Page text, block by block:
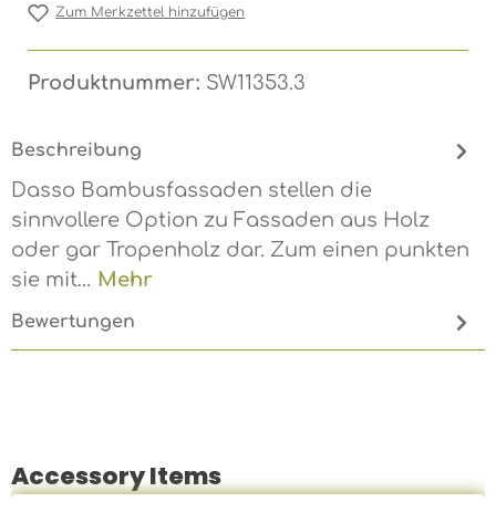
Zum Merkzettel hinzufügen
Produktnummer: SW11353.3
Beschreibung
Dasso Bambusfassaden stellen die
sinnvollere Option zu Fassaden aus Holz
oder gar Tropenholz dar. Zum einen punkten
sie mit… Mehr
Bewertungen
Produktgalerie überspringen
Accessory Items